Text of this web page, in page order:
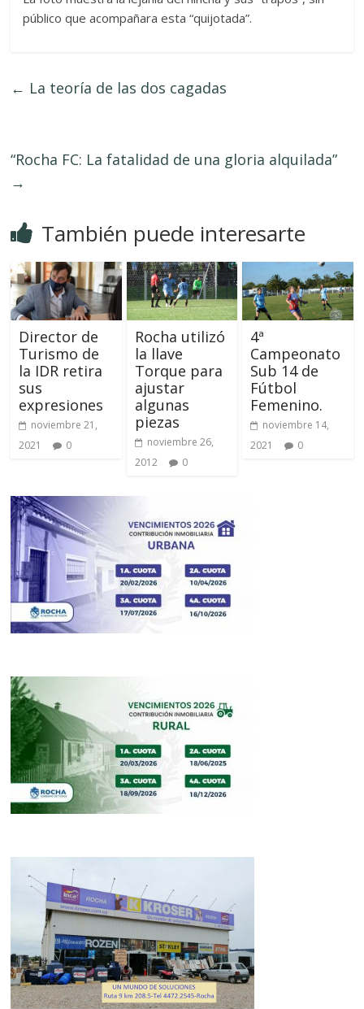
público que acompañara esta “quijotada”.
← La teoría de las dos cagadas
“Rocha FC: La fatalidad de una gloria alquilada”
→
También puede interesarte
Director de
Turismo de
la IDR retira
sus
expresiones
noviembre 21,
2021
0
Rocha utilizó
la llave
Torque para
ajustar
algunas
piezas
noviembre 26,
2012
0
4ª
Campeonato
Sub 14 de
Fútbol
Femenino.
noviembre 14,
2021
0